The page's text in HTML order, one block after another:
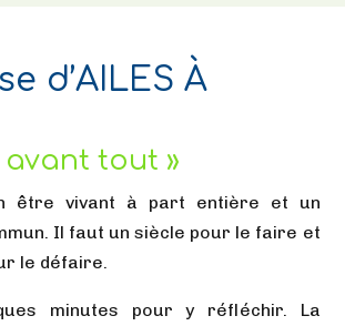
d’AILES À
avant tout »
être vivant à part entière et un
Il faut un siècle pour le faire et
le défaire.
minutes pour y réfléchir. La